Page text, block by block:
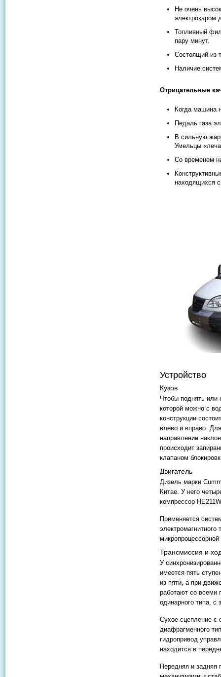
Не очень
электрокаром
Топливный
пару минут.
Состоящий из
Наличие
Отрицательные
Когда машина
Педаль газа
В сильную
Умельцы
Со временем
находящихся
Устройство
Кузов
Чтобы поднять или
которой можно с
конструкции
влево и вправо.
направление
происходит
клапаном
Двигатель
Дизель марки
Китае. У него
компрессор
Применяется
Трансмиссия и
У
имеется пять
из пяти, а при
работают со всеми
одинарного типа, с
Сухое сцепление с
диафрагменного
гидропривод
находится в
Передняя и